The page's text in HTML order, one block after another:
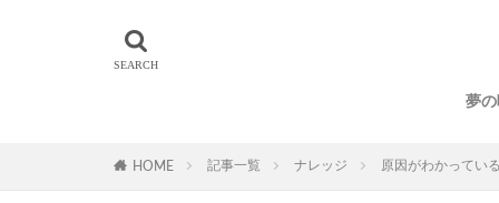
夢
HOME 記事一覧 ナレッジ 原因がわかってい